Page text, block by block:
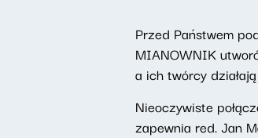
Przed Państwem
MIANOWNIK
a ich twórcy
Nieoczywiste
zapewnia red. Jan